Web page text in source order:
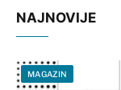
NAJNOVIJE
MAGAZIN